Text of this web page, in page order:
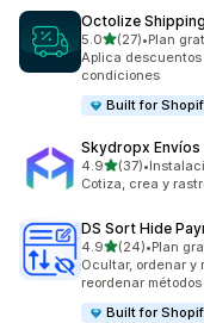
Octolize
5.0de 5 estrellas
(27)
27 reseñas en total
•Plan
Aplica
condiciones
Built for
Skydropx
4.9de 5 estrellas
(37)
37 reseñas en total
•
Cotiza, crea y
DS Sort Hide
4.9de 5 estrellas
(24)
24 reseñas en
•Plan
Ocultar, ordenar y
reordenar
Built for